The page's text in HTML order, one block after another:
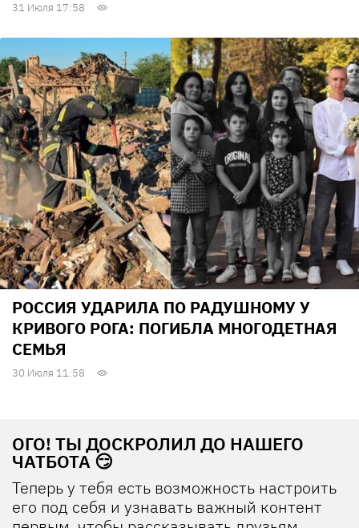
31 Июля 17:58
РОССИЯ УДАРИЛА ПО РАДУШНОМУ У
КРИВОГО РОГА: ПОГИБЛА МНОГОДЕТНАЯ
СЕМЬЯ
30 Июля 11:58
ОГО! ТЫ ДОСКРОЛИЛ ДО НАШЕГО
ЧАТБОТА 😏
Теперь у тебя есть возможность настроить
его под себя и узнавать важный контент